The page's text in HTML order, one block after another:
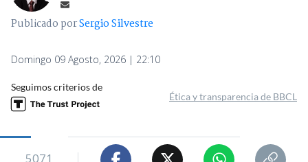
Publicado porSergio Silvestre
Domingo 09 Agosto, 2026 | 22:10
Seguimos criterios de
Ética y transparencia de BBCL
5071